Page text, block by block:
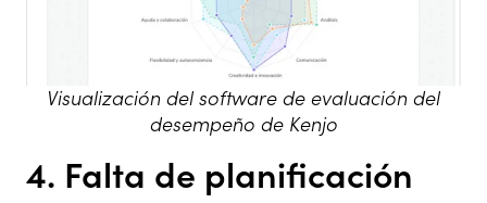
Visualización del software de evaluación del
desempeño de Kenjo
4. Falta de planificación